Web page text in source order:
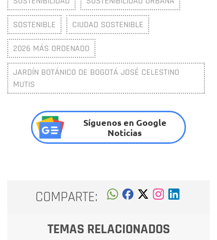
SOSTENIBLE CIUDAD SOSTENIBLE
2026 MÁS ORDENADO
JARDÍN BOTÁNICO DE BOGOTÁ JOSÉ CELESTINO
MUTIS
Síguenos en Google
Noticias
COMPARTE:
TEMAS RELACIONADOS